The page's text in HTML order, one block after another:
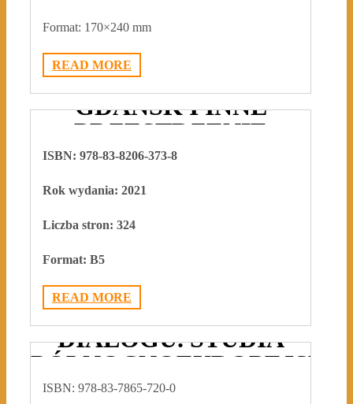
Format: 170×240 mm
READ MORE
CZŁOWIEK I MIASTO
GDAŃSK I INNE
PRZESTRZENIE
2022-02-18 ADMIN3992
ISBN: 978-83-8206-373-8
Rok wydania: 2021
Liczba stron: 324
Format: B5
READ MOREDIALOGI O
KULTURZE. KULTURY
DIALOGU. STUDIA
TOM V
ISBN: 978-83-7865-720-0